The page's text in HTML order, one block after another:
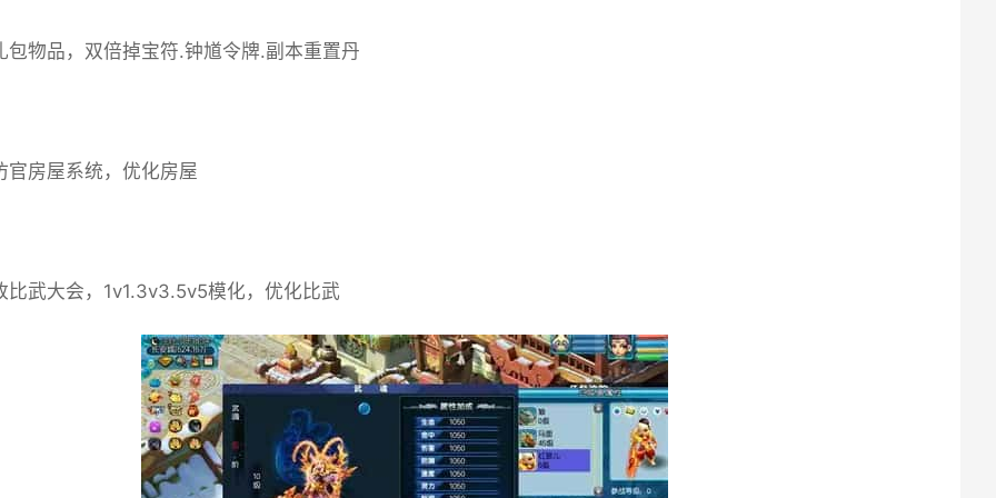
包物品，双倍掉宝符.钟馗令牌.副本重置丹
官房屋系统，优化房屋
比武大会，1v1.3v3.5v5模化，优化比武